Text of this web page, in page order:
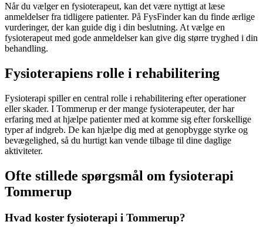
Når du vælger en fysioterapeut, kan det være nyttigt at læse
anmeldelser fra tidligere patienter. På FysFinder kan du finde ærlige
vurderinger, der kan guide dig i din beslutning. At vælge en
fysioterapeut med gode anmeldelser kan give dig større tryghed i din
behandling.
Fysioterapiens rolle i rehabilitering
Fysioterapi spiller en central rolle i rehabilitering efter operationer
eller skader. I Tommerup er der mange fysioterapeuter, der har
erfaring med at hjælpe patienter med at komme sig efter forskellige
typer af indgreb. De kan hjælpe dig med at genopbygge styrke og
bevægelighed, så du hurtigt kan vende tilbage til dine daglige
aktiviteter.
Ofte stillede spørgsmål om fysioterapi
Tommerup
Hvad koster fysioterapi i Tommerup?